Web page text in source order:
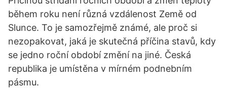
během roku není různá vzdálenost Země od
Slunce. To je samozřejmě známé, ale proč si
nezopakovat, jaká je skutečná příčina stavů, kdy
se jedno roční období změní na jiné. Česká
republika je umístěna v mírném podnebním
pásmu.